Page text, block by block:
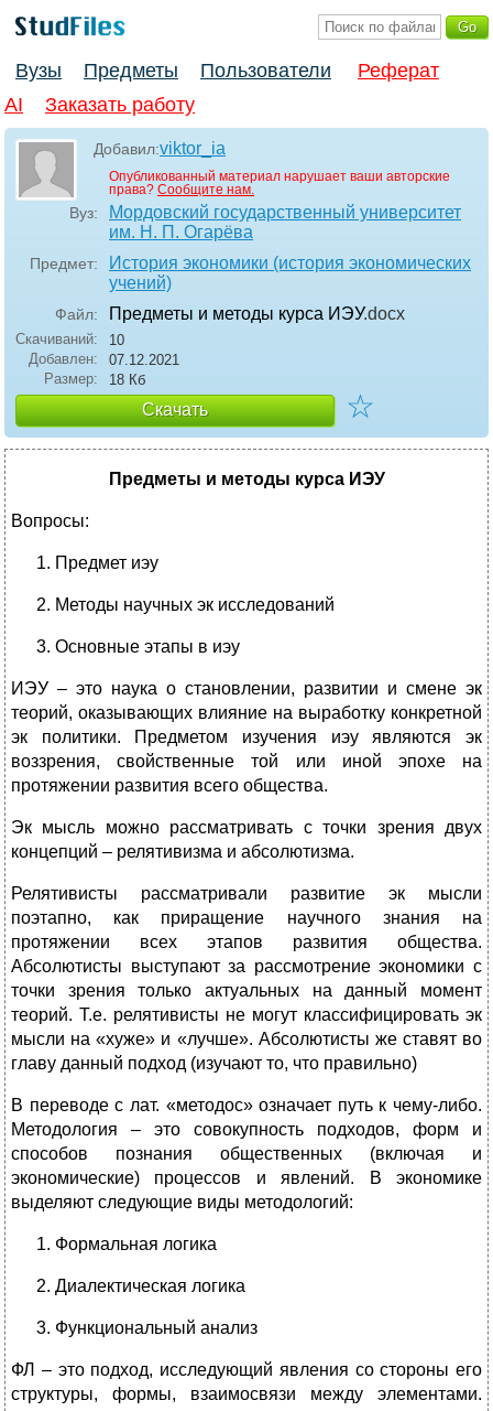
Вузы Предметы Пользователи
Реферат
AI
Заказать работу
Добавил:viktor_ia
Опубликованный материал нарушает ваши авторские
права? Сообщите нам.
Вуз:
Мордовский государственный университет
им. Н. П. Огарёва
Предмет:
История экономики (история экономических
учений)
Файл: Предметы и методы курса ИЭУ.docx
Скачиваний:
10
Добавлен:
07.12.2021
Размер:
18 Кб
Скачать ☆
Предметы и методы курса ИЭУ
Вопросы:
Предмет иэу
Методы научных эк исследований
Основные этапы в иэу
ИЭУ – это наука о становлении, развитии и смене эк
теорий, оказывающих влияние на выработку конкретной
эк политики. Предметом изучения иэу являются эк
воззрения, свойственные той или иной эпохе на
протяжении развития всего общества.
Эк мысль можно рассматривать с точки зрения двух
концепций – релятивизма и абсолютизма.
Релятивисты рассматривали развитие эк мысли
поэтапно, как приращение научного знания на
протяжении всех этапов развития общества.
Абсолютисты выступают за рассмотрение экономики с
точки зрения только актуальных на данный момент
теорий. Т.е. релятивисты не могут классифицировать эк
мысли на «хуже» и «лучше». Абсолютисты же ставят во
главу данный подход (изучают то, что правильно)
В переводе с лат. «методос» означает путь к чему-либо.
Методология – это совокупность подходов, форм и
способов познания общественных (включая и
экономические) процессов и явлений. В экономике
выделяют следующие виды методологий:
Формальная логика
Диалектическая логика
Функциональный анализ
ФЛ – это подход, исследующий явления со стороны его
структуры, формы, взаимосвязи между элементами.